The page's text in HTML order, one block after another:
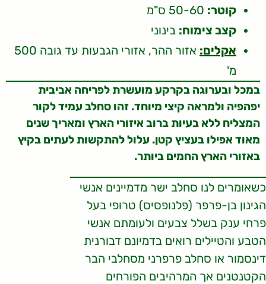
קוטר:
קצב צימוח: בינוני
אקלים:
אזור ההר, אזורי הגבעות עד גובה 500
מ'
במכל ובערוגה בקרקע מועשרת לפריחה אביבית
יפהפיה ולמראה קיצי מיוחד. זהו סחלב עמיד לקור
המצליח ללא בעיות ברוב איזורי הארץ ומאריך שנים
מאוד אפילו בעציץ קטן. עלול להתקשות לעתים בקיץ
באזורי הארץ החמים ביותר.
כשאומרים לנו סחלב ישר מדמיינים אנשי
הגינון בן-פרפר (פלנופסיס) טרופי בעל
פרחי ענק בשלל צבעים ולעומתם אנשי
הטבע והטיילים רואים בדמיונם דבורנית
דינסמור או סחלב פרפרני מסחלבי הבר
הקטנטנים אך המרהיבים הפורחים